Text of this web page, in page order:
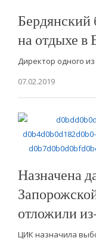
на отдыхе в
Директор одного
07.02.2019
Назначена
отложили
ЦИК назначила